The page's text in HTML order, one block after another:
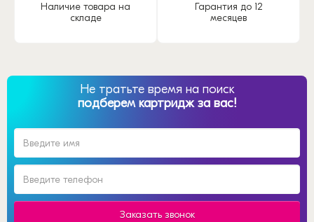
Наличие товара на
складе
Гарантия до 12
месяцев
Не тратьте время на поиск
подберем картридж за вас!
Заказать звонок